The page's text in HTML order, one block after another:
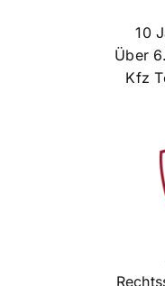
10
Über
Kfz